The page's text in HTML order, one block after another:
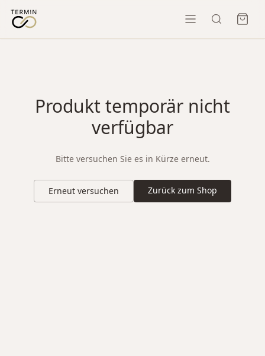
Produkt temporär nicht
verfügbar
Bitte versuchen Sie es in Kürze erneut.
Erneut versuchen Zurück zum Shop